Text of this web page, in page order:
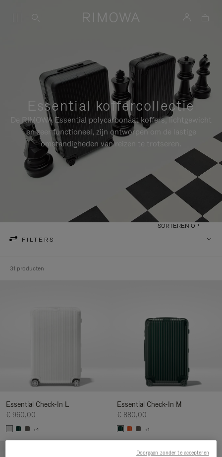
Essential koffercollectie
De RIMOWA Essential polycarbonaat koffers, lichtgewicht
en zeer functioneel, zijn ontworpen om de lastige
omstandigheden van reizen te trotseren.
FILTERS
SORTEREN OP
31 producten
Essential Check-In L
€ 960,00
+4
Essential Check-In M
€ 880,00
+1
Doorgaan zonder te accepteren